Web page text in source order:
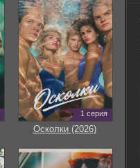
1 серия
Осколки (2026)